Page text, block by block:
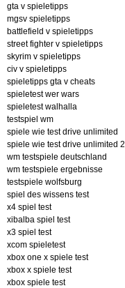
gta v spieletipps
mgsv spieletipps
battlefield v spieletipps
street fighter v spieletipps
skyrim v spieletipps
civ v spieletipps
spieletipps gta v cheats
spieletest wer wars
spieletest walhalla
testspiel wm
spiele wie test drive unlimited
spiele wie test drive unlimited 2
wm testspiele deutschland
wm testspiele ergebnisse
testspiele wolfsburg
spiel des wissens test
x4 spiel test
xibalba spiel test
x3 spiel test
xcom spieletest
xbox one x spiele test
xbox x spiele test
xbox spiele test